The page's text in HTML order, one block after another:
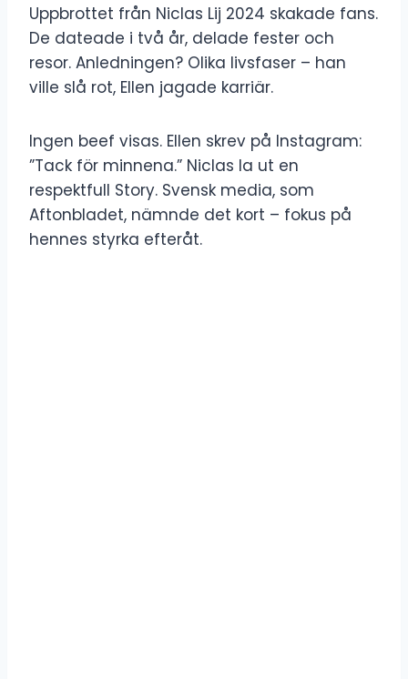
Uppbrottet från Niclas Lij 2024 skakade fans.
De dateade i två år, delade fester och
resor. Anledningen? Olika livsfaser – han
ville slå rot, Ellen jagade karriär.
Ingen beef visas. Ellen skrev på Instagram:
”Tack för minnena.” Niclas la ut en
respektfull Story. Svensk media, som
Aftonbladet, nämnde det kort – fokus på
hennes styrka efteråt.